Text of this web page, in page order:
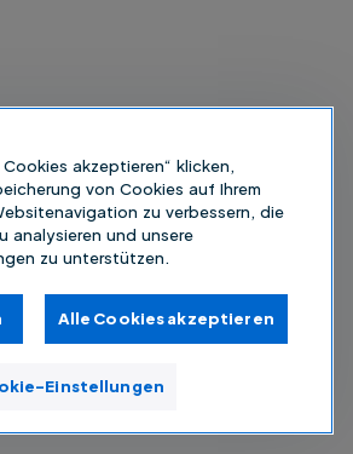
akzeptieren“ klicken,
von Cookies auf Ihrem
zu verbessern, die
analysieren und unsere
zu unterstützen.
Alle Cookies akzeptieren
Einstellungen